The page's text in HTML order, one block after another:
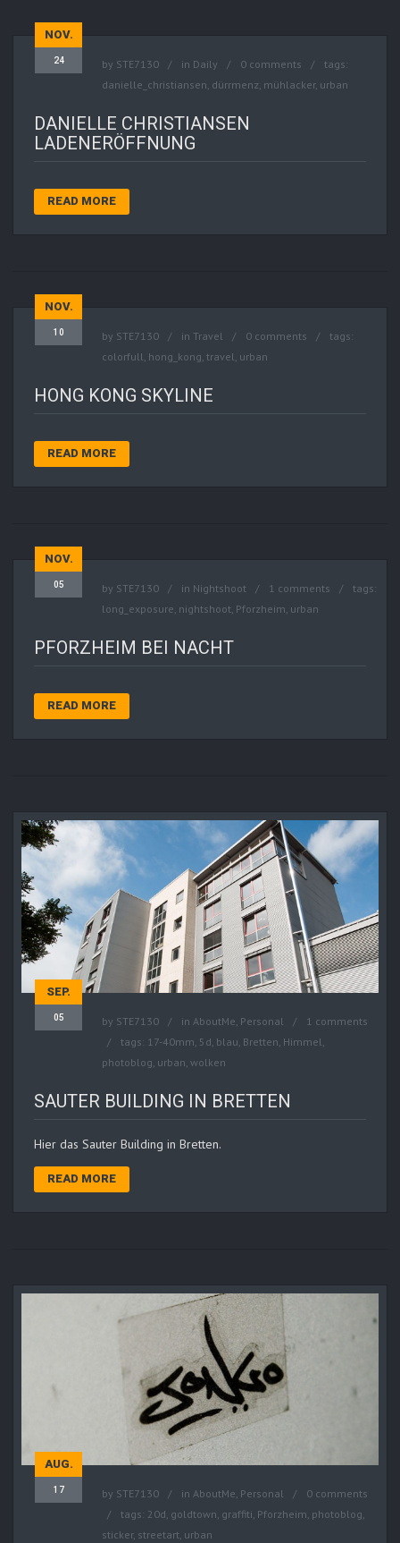
NOV.
24 by STE7130 in Daily 0 comments
tags:
danielle_christiansen, dürrmenz, mühlacker, urban
DANIELLE CHRISTIANSEN
LADENERÖFFNUNG
READ MORE
NOV.
10 by STE7130 in Travel 0 comments
tags:
colorfull, hong_kong, travel, urban
HONG KONG SKYLINE
READ MORE
NOV.
05 by STE7130 in Nightshoot 1 comments
tags:
long_exposure, nightshoot, Pforzheim, urban
PFORZHEIM BEI NACHT
READ MORE
SEP.
05 by STE7130 in AboutMe Personal
1 comments
tags: 17-40mm 5d blau Bretten Himmel
photoblog urban wolken
SAUTER BUILDING IN BRETTEN
Hier das Sauter Building in Bretten.
READ MORE
AUG.
17 by STE7130 in AboutMe, Personal
0 comments
tags: 20d, goldtown, graffiti, Pforzheim, photoblog,
sticker, streetart, urban